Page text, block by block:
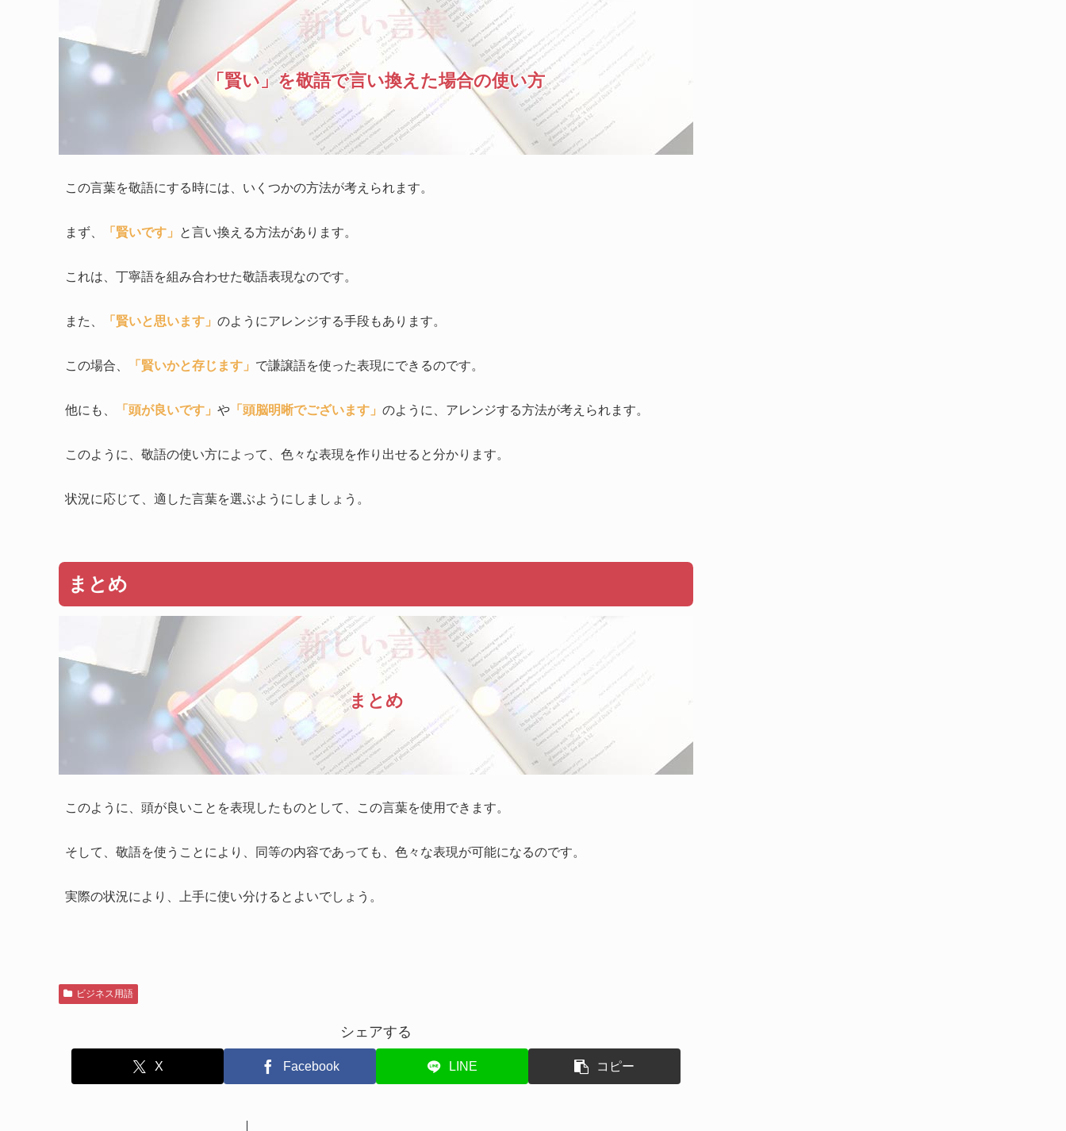
「賢い」を敬語で言い換えた場合の使い方
この言葉を敬語にする時には、いくつかの方法が考えられます。
まず、 「賢いです」 と言い換える方法があります。
これは、丁寧語を組み合わせた敬語表現なのです。
また、 「賢いと思います」 のようにアレンジする手段もあります。
この場合、 「賢いかと存じます」 で謙譲語を使った表現にできるのです。
他にも、 「頭が良いです」 や 「頭脳明晰でございます」 のように、アレンジする方法が考えられます。
このように、敬語の使い方によって、色々な表現を作り出せると分かります。
状況に応じて、適した言葉を選ぶようにしましょう。
まとめ
まとめ
このように、頭が良いことを表現したものとして、この言葉を使用できます。
そして、敬語を使うことにより、同等の内容であっても、色々な表現が可能になるのです。
実際の状況により、上手に使い分けるとよいでしょう。
ビジネス用語
シェアする
X Facebook LINE コピー